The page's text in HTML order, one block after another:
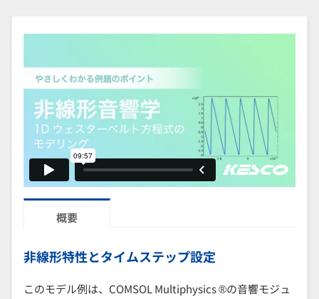
概要
非線形特性とタイムステップ設定
このモデル例は、COMSOL Multiphysics ®の音響モジュ